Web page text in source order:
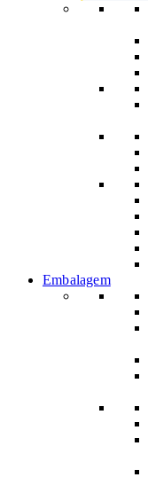
Embalagem